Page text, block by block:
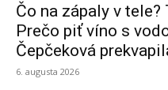
Čo na zápaly v
Prečo piť víno s
Čepčeková
6. augusta 2026